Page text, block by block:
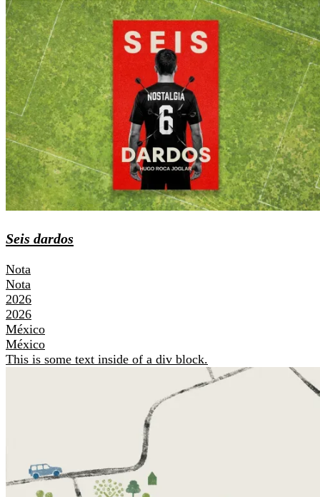
Seis dardos
Nota
Nota
2026
2026
México
México
This is some text inside of a div block.